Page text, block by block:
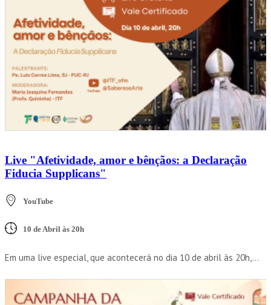
Live "Afetividade, amor e bênçãos: a Declaração
Fiducia Supplicans"
YouTube
10 de Abril às 20h
Em uma live especial, que acontecerá no dia 10 de abril às 20h,...